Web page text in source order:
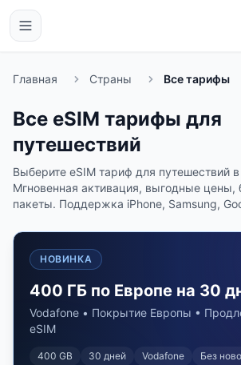
Главная Страны Все тарифы
Все eSIM тарифы для
путешествий
Выберите eSIM тариф для путешествий
Мгновенная активация, выгодные цены,
пакеты. Поддержка iPhone, Samsung,
НОВИНКА
400 ГБ по Европе на 30
Vodafone • Покрытие Европы •
eSIM
400 GB 30 дней Vodafone Без